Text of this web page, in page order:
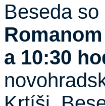
Beseda
a 10:30